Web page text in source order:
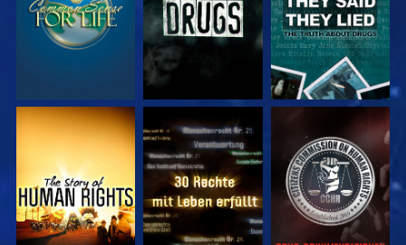
ANSEHEN ANSEHEN ANSEHEN